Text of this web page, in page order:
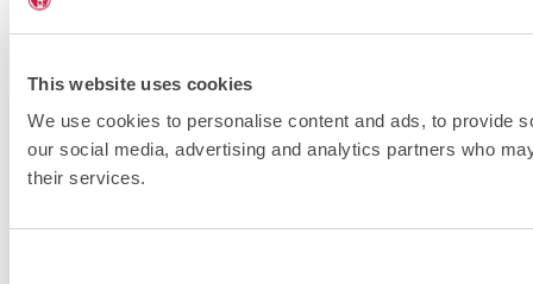
This website uses cookies
We use cookies to personalise content and ads, to provide
our social media, advertising and analytics partners who
their services.